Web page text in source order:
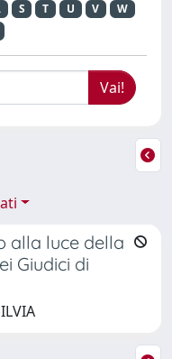
S T U V
W
alla luce della
Giudici di